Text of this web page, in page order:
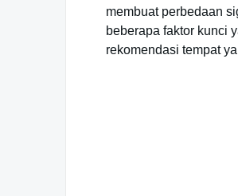
membuat perbedaan
beberapa faktor kunci
rekomendasi tempat